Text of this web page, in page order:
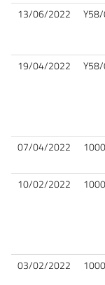
13/06/2022
19/04/2022
07/04/2022
10/02/2022
03/02/2022